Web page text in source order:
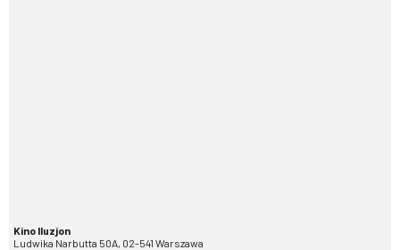
Kino Iluzjon
Ludwika Narbutta 50A, 02-541 Warszawa